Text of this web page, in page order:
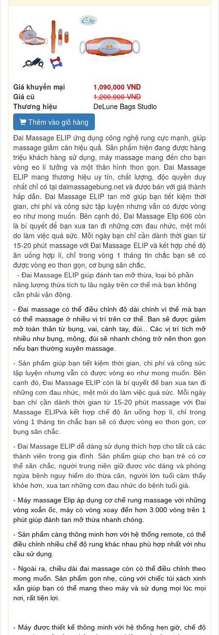
Giá khuyến mại
1,090,000 VND
Giá cũ
1,200,000 VND
Thương hiệu
DeLune Bags Studio
Thêm vào giỏ hàng
Đai Massage ELIP ứng dụng công nghệ rung cực mạnh, giúp
massage giảm cân hiệu quả. Sản phẩm hiện đang được hàng
triệu khách hàng sử dụng, máy massage mang đến cho bạn
vòng eo lí tưởng và một thân hình thon gọn. Đai Massage
ELIP mang thương hiệu uy tín, chất lượng, độc quyền duy
nhất chỉ có tại daimassagebung.net và được bán với giá thành
hấp dẫn. Đai Massage ELIP tan mỡ giúp bạn tiết kiệm thời
gian, chi phí và công sức tập luyện nhưng vẫn có được vòng
eo như mong muốn. Bên cạnh đó, Đai Massage Elip 606 còn
là bí quyết để bạn xua tan đi những cơn đau nhức, mệt mỏi
do làm việc quá sức. Mỗi ngày bạn chỉ cần dành thời gian từ
15-20 phút massage với Đai Massage ELIP và kết hợp chế độ
ăn uống hợp lí, chỉ trong vòng 1 tháng tin chắc bạn sẽ có
được vòng eo thon gọn, cơ bụng săn chắc.
- Đai Massage ELIP giúp đánh tan mỡ thừa, loại bỏ phần
năng lượng thừa tích tụ lâu ngày trên cơ thể mà bạn không
cần phải vận động.
- Đai massage có thể điều chỉnh độ dài chính vì thế mà bạn
có thể massage ở nhiều vị trí trên cơ thể. Bạn sẽ được giảm
mỡ toàn thân từ bụng, vai, cánh tay, đùi... Các vị trí tích mỡ
nhiều như bụng, mông, đùi sẽ nhanh chóng trở nên thon gọn
nếu bạn thường xuyên massage.
- Sản phẩm giúp bạn tiết kiệm thời gian, chi phí và công sức
tập luyện nhưng vẫn có được vòng eo như mong muốn. Bên
cạnh đó, Đai Massage ELIP còn là bí quyết để bạn xua tan đi
những cơn đau nhức, mệt mỏi do làm việc quá sức. Mỗi ngày
bạn chỉ cần dành thời gian từ 15-20 phút massage với Đai
Massage ELIPvà kết hợp chế độ ăn uống hợp lí, chỉ trong
vòng 1 tháng tin chắc bạn sẽ có được vòng eo thon gọn, cơ
bụng săn chắc.
- Đai Massage ELIP dễ dàng sử dụng thích hợp cho tất cả các
thành viên trong gia đình. Sản phẩm giúp cho bạn trẻ có cơ
thể săn chắc, người trung niên giữ được vóc dáng và phòng
ngừa bệnh nguy hiểm do thừa cân, người lớn tuổi cảm thấy
khỏe hơn, xua tan những cơn đau nhức do bệnh tuổi già.
- Máy massage Elip áp dụng cơ chế rung massage với những
vòng xoắn ốc, máy có vòng xoay đến hơn 3.000 vòng trên 1
phút giúp đánh tan mỡ thừa nhanh chóng.
- Sản phẩm càng thông minh hơn với hệ thống remote, có thể
điều chỉnh nhiều chế độ rung khác nhau phù hợp nhất với nhu
cầu sử dụng.
- Ngoài ra, chiều dài đai massage còn có thể điều chỉnh theo
mong muốn. Sản phẩm gọn nhẹ, cùng với chiếc túi xách xinh
xắn giúp bạn có thể mang theo máy và sử dụng mọi lúc mọi
nơi, rất tiện lợi.
- Máy được thiết kế thông minh với hệ thống hẹn giờ, chế độ